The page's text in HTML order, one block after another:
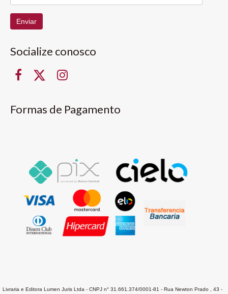
Enviar
Socialize conosco
Formas de Pagamento
Livraria e Editora Lumen Juris Ltda - CNPJ n° 31.661.374/0001-81 - Rua Newton Prado , 43 -